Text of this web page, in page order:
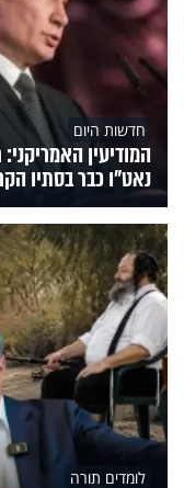
חדשות היום
המודיעין
נאט"ו כבר בסתיו
לומדים תורה